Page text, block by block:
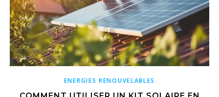
ENERGIES RENOUVELABLES